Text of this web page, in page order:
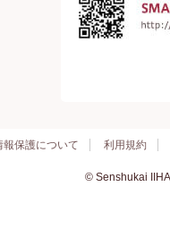
報保護について 利用規約
© Senshukai